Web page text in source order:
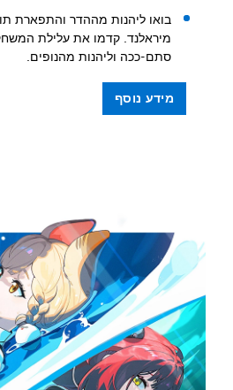
בואו ליהנות מההדר והתפארת
מיראלנד. קדמו את עלילת
סתם-ככה וליהנות מהנופים.
מידע נוסף